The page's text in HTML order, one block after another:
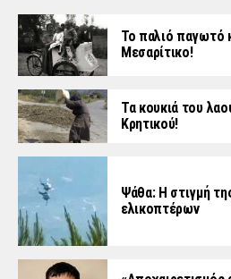
Το παλιό παγωτό
Μεσαρίτικο!
Τα κουκιά του
Κρητικού!
Ψάθα: Η στιγμή
ελικοπτέρων